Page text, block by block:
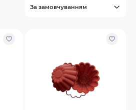
піч Cook Master 6
Овочерізка CL 50 24440